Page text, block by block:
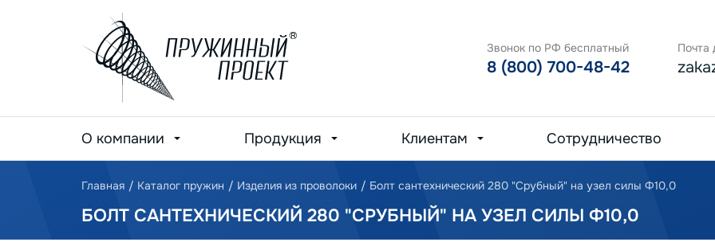
Звонок по РФ бесплатный
8 (800) 700-48-42
Почта
О компании Продукция Клиентам Сотрудничество
Главная / Каталог пружин / Изделия из проволоки / Болт сантехнический 280 "Срубный" на узел силы Ф10,0
БОЛТ САНТЕХНИЧЕСКИЙ 280 "СРУБНЫЙ" НА УЗЕЛ СИЛЫ Ф10,0